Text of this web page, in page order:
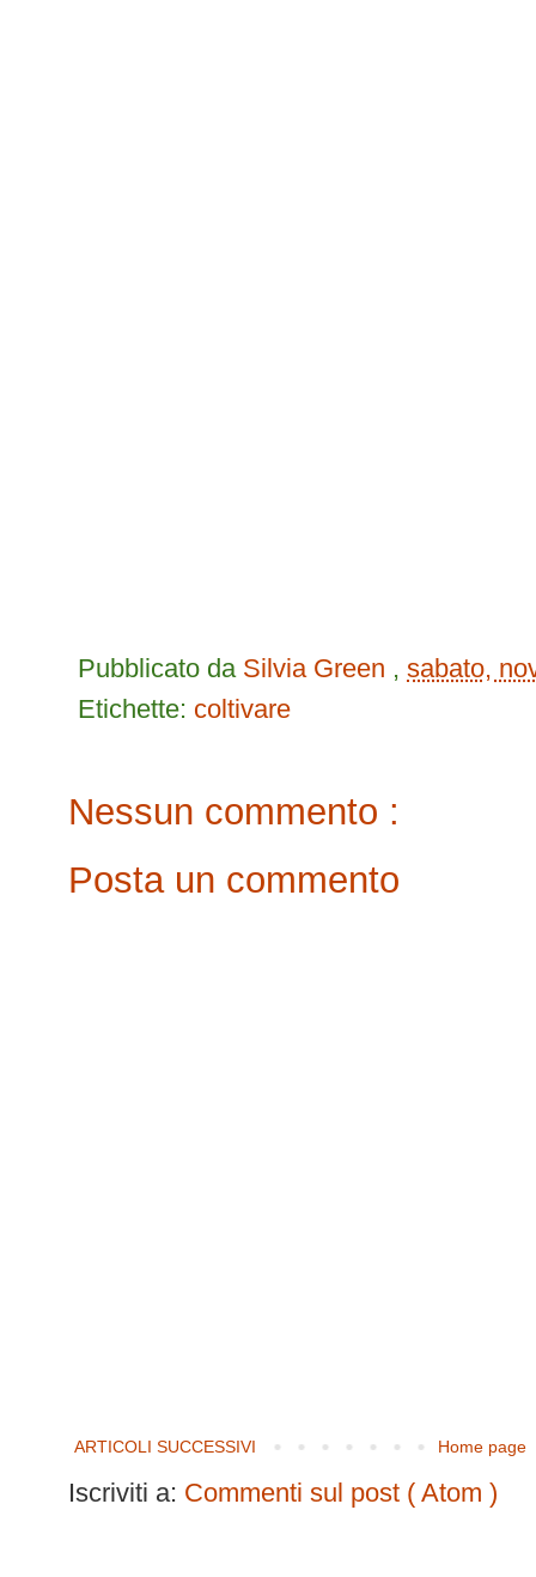
Pubblicato da Silvia Green , sabato,
Etichette: coltivare
Nessun commento :
Posta un commento
ARTICOLI SUCCESSIVI Home page
Iscriviti a: Commenti sul post ( Atom )